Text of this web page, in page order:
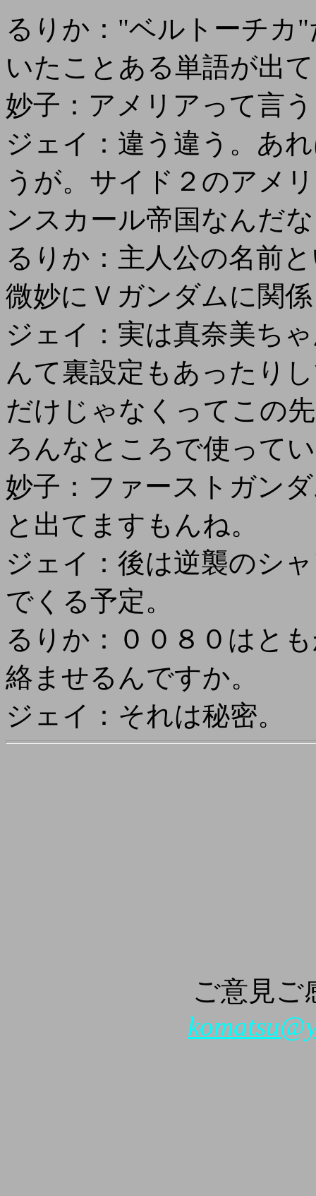
るりか："ベルトーチカ
いたことある単語が出
妙子：アメリアって言
ジェイ：違う違う。あ
うが。サイド２のアメ
ンスカール帝国なんだ
るりか：主人公の名前
微妙にＶガンダムに関
ジェイ：実は真奈美ち
んて裏設定もあったり
だけじゃなくってこの
ろんなところで使って
妙子：ファーストガン
と出てますもんね。
ジェイ：後は逆襲のシ
でくる予定。
るりか：００８０はと
絡ませるんですか。
ジェイ：それは秘密。
ご意見ご